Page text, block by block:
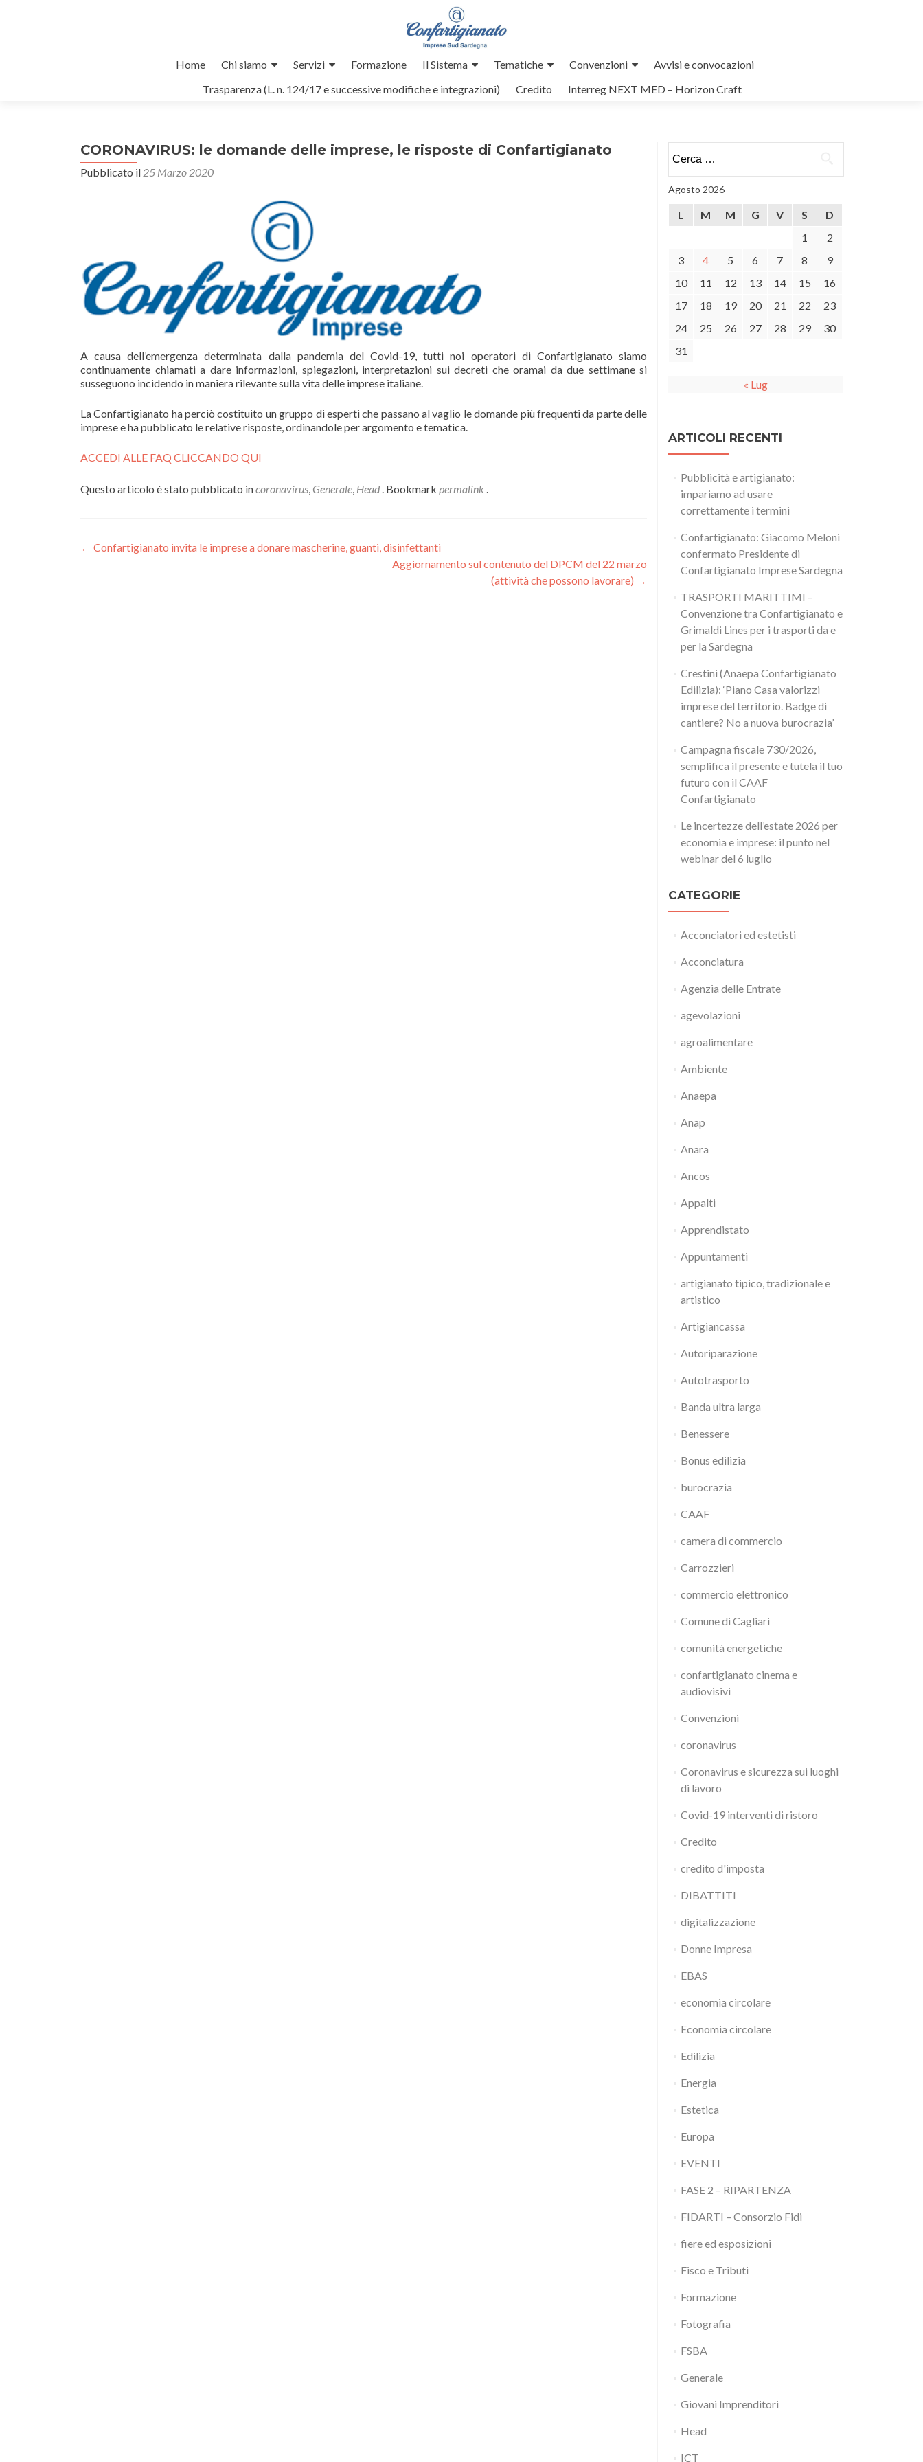
Home Chi siamo Servizi Formazione Il Sistema Tematiche Convenzioni
Avvisi e convocazioni
Trasparenza (L. n. 124/17 e successive modifiche e integrazioni)
Credito Interreg NEXT MED – Horizon Craft
CORONAVIRUS: le domande delle imprese, le risposte di Confartigianato
Pubblicato il 25 Marzo 2020
A causa dell’emergenza determinata dalla pandemia del Covid-19, tutti noi operatori di Confartigianato siamo
continuamente chiamati a dare informazioni, spiegazioni, interpretazioni sui decreti che oramai da due settimane si
susseguono incidendo in maniera rilevante sulla vita delle imprese italiane.
La Confartigianato ha perciò costituito un gruppo di esperti che passano al vaglio le domande più frequenti da parte delle
imprese e ha pubblicato le relative risposte, ordinandole per argomento e tematica.
ACCEDI ALLE FAQ CLICCANDO QUI
Questo articolo è stato pubblicato incoronavirus, Generale, Head . Bookmark permalink .
Navigazione
← Confartigianato invita le imprese a donare mascherine, guanti, disinfettanti
Aggiornamento sul contenuto del DPCM del 22 marzo
(attività che possono lavorare) →
per:
Agosto 2026
L M M G V S
D
1
2
3
4 5 6 7 8
9
10
11 12 13 14 15
16
17
18 19 20 21 22
23
24
25 26 27 28 29
30
31
« Lug
ARTICOLI RECENTI
Pubblicità e artigianato:
impariamo ad usare
correttamente i termini
Confartigianato: Giacomo Meloni
confermato Presidente di
Confartigianato Imprese Sardegna
TRASPORTI MARITTIMI –
Convenzione tra Confartigianato e
Grimaldi Lines per i trasporti da e
per la Sardegna
Crestini (Anaepa Confartigianato
Edilizia): ‘Piano Casa valorizzi
imprese del territorio. Badge di
cantiere? No a nuova burocrazia’
Campagna fiscale 730/2026,
semplifica il presente e tutela il tuo
futuro con il CAAF
Confartigianato
Le incertezze dell’estate 2026 per
economia e imprese: il punto nel
webinar del 6 luglio
CATEGORIE
Acconciatori ed estetisti
Acconciatura
Agenzia delle Entrate
agevolazioni
agroalimentare
Ambiente
Anaepa
Anap
Anara
Ancos
Appalti
Apprendistato
Appuntamenti
artigianato tipico, tradizionale e
artistico
Artigiancassa
Autoriparazione
Autotrasporto
Banda ultra larga
Benessere
Bonus edilizia
burocrazia
CAAF
camera di commercio
Carrozzieri
commercio elettronico
Comune di Cagliari
comunità energetiche
confartigianato cinema e
audiovisivi
Convenzioni
coronavirus
Coronavirus e sicurezza sui luoghi
di lavoro
Covid-19 interventi di ristoro
Credito
credito d'imposta
DIBATTITI
digitalizzazione
Donne Impresa
EBAS
economia circolare
Economia circolare
Edilizia
Energia
Estetica
Europa
EVENTI
FASE 2 – RIPARTENZA
FIDARTI – Consorzio Fidi
fiere ed esposizioni
Fisco e Tributi
Formazione
Fotografia
FSBA
Generale
Giovani Imprenditori
Head
ICT